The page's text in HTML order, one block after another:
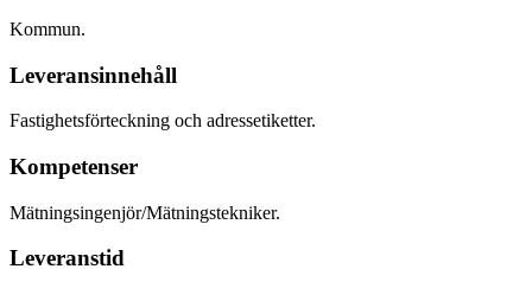
Kommun.
Leveransinnehåll
Fastighetsförteckning och adressetiketter.
Kompetenser
Mätningsingenjör/Mätningstekniker.
Leveranstid